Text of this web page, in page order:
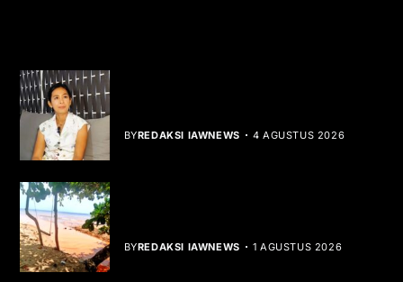
BYREDAKSI IAWNEWS 4 AGUSTUS 2026
BYREDAKSI IAWNEWS 1 AGUSTUS 2026